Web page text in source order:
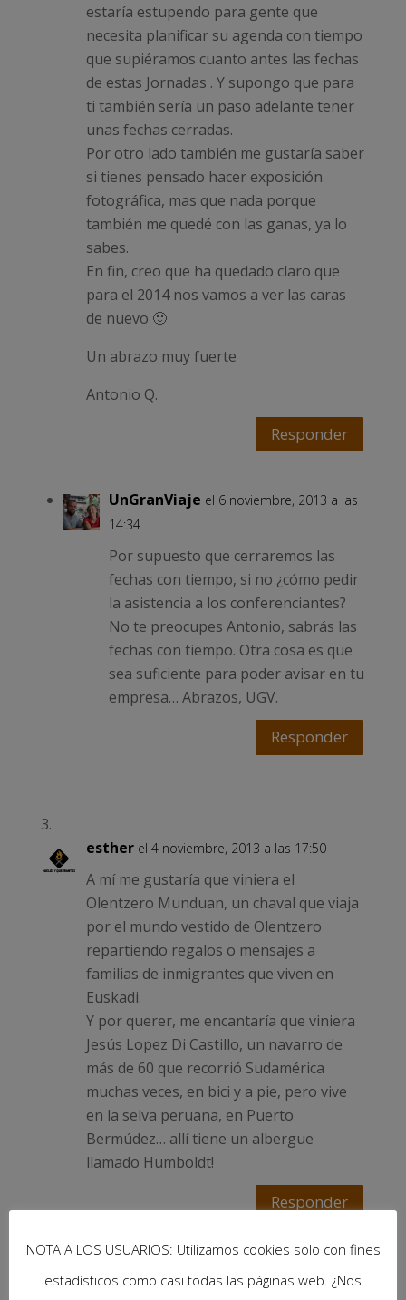
estaría estupendo para gente que
necesita planificar su agenda con tiempo
que supiéramos cuanto antes las fechas
de estas Jornadas . Y supongo que para
ti también sería un paso adelante tener
unas fechas cerradas.
Por otro lado también me gustaría saber
si tienes pensado hacer exposición
fotográfica, mas que nada porque
también me quedé con las ganas, ya lo
sabes.
En fin, creo que ha quedado claro que
para el 2014 nos vamos a ver las caras
de nuevo 🙂
Un abrazo muy fuerte
Antonio Q.
Responder
UnGranViaje el 6 noviembre, 2013 a las
14:34
Por supuesto que cerraremos las
fechas con tiempo, si no ¿cómo pedir
la asistencia a los conferenciantes?
No te preocupes Antonio, sabrás las
fechas con tiempo. Otra cosa es que
sea suficiente para poder avisar en tu
empresa… Abrazos, UGV.
Responder
esther el 4 noviembre, 2013 a las 17:50
A mí me gustaría que viniera el
Olentzero Munduan, un chaval que viaja
por el mundo vestido de Olentzero
repartiendo regalos o mensajes a
familias de inmigrantes que viven en
Euskadi.
Y por querer, me encantaría que viniera
Jesús Lopez Di Castillo, un navarro de
más de 60 que recorrió Sudamérica
muchas veces, en bici y a pie, pero vive
en la selva peruana, en Puerto
Bermúdez… allí tiene un albergue
llamado Humboldt!
Responder
NOTA A LOS USUARIOS: Utilizamos cookies solo con fines
estadísticos como casi todas las páginas web. ¿Nos